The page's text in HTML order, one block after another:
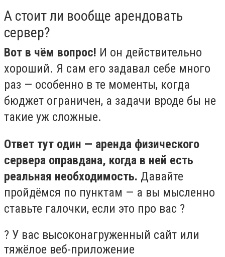
А стоит ли вообще арендовать
сервер?
Вот в чём вопрос! И он действительно
хороший. Я сам его задавал себе много
раз — особенно в те моменты, когда
бюджет ограничен, а задачи вроде бы не
такие уж сложные.
Ответ тут один — аренда физического
сервера оправдана, когда в ней есть
реальная необходимость. Давайте
пройдёмся по пунктам — а вы мысленно
ставьте галочки, если это про вас ?
? У вас высоконагруженный сайт или
тяжёлое веб-приложение